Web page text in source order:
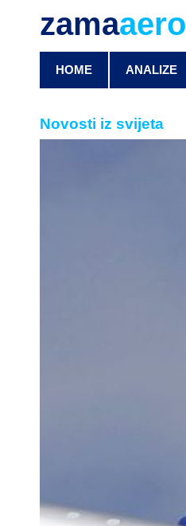
zamaaero
HOME ANALIZE
Novosti iz svijeta